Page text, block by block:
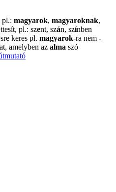
pl.: magyarok, magyaroknak,
pl.: szent, szán, színben
keres pl. magyarok-ra nem -
amelyben az alma szó